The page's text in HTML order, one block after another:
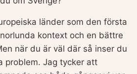
länder som den första
kontext och en bättre
när du är väl där så inser du
problem. Jag tycker att